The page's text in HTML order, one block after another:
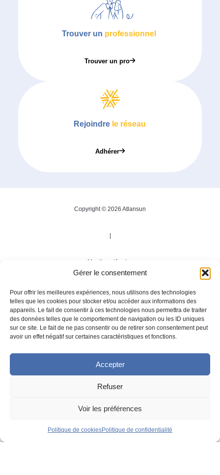
Gérer le consentement
Pour offrir les meilleures expériences, nous utilisons des technologies
telles que les cookies pour stocker et/ou accéder aux informations des
appareils. Le fait de consentir à ces technologies nous permettra de traiter
des données telles que le comportement de navigation ou les ID uniques
sur ce site. Le fait de ne pas consentir ou de retirer son consentement peut
avoir un effet négatif sur certaines caractéristiques et fonctions.
Accepter
Refuser
Voir les préférences
Politique de cookiesPolitique de confidentialité
Trouver un professionnel
Trouver un pro
Rejoindre le réseau
Adhérer
Copyright © 2026 Atlansun
Mentions légales
Politique de confidentialité
DéveloppementAgence Tool